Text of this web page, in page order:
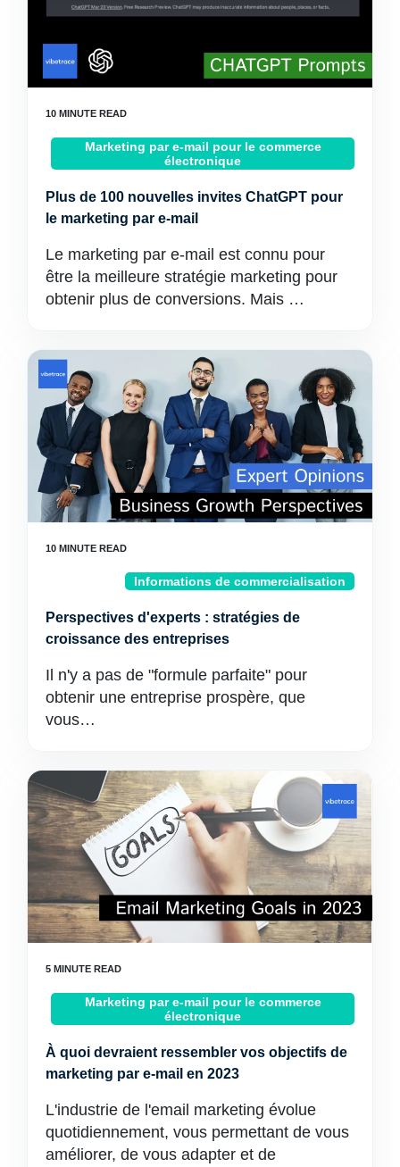
Marketing par e-mail pour le commerce
électronique
Plus de 100 nouvelles invites ChatGPT pour
le marketing par e-mail
Le marketing par e-mail est connu pour
être la meilleure stratégie marketing pour
obtenir plus de conversions. Mais …
Informations de commercialisation
Perspectives d'experts : stratégies de
croissance des entreprises
Il n'y a pas de "formule parfaite" pour
obtenir une entreprise prospère, que
vous…
Marketing par e-mail pour le commerce
électronique
À quoi devraient ressembler vos objectifs de
marketing par e-mail en 2023
L'industrie de l'email marketing évolue
quotidiennement, vous permettant de vous
améliorer, de vous adapter et de